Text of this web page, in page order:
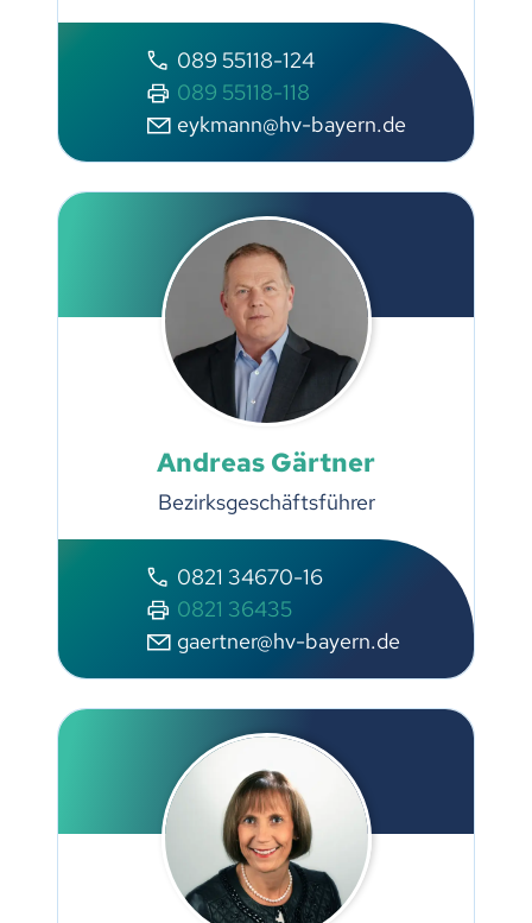
089 55118-124
089 55118-118
eykmann@hv-bayern.de
Andreas Gärtner
Bezirksgeschäftsführer
0821 34670-16
0821 36435
gaertner@hv-bayern.de